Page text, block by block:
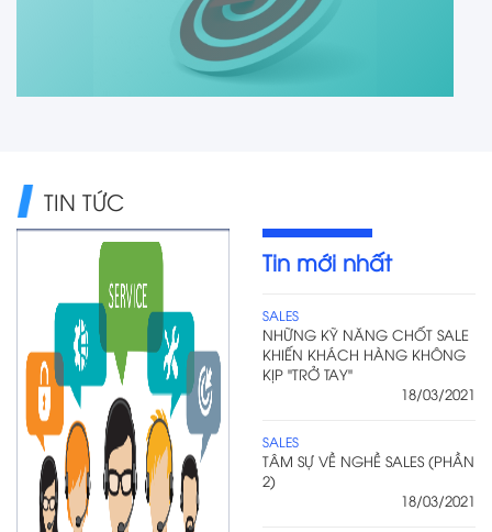
TIN TỨC
Tin mới nhất
SALES
NHỮNG KỸ NĂNG CHỐT SALE
KHIẾN KHÁCH HÀNG KHÔNG
KỊP "TRỞ TAY"
18/03/2021
SALES
TÂM SỰ VỀ NGHỀ SALES (PHẦN
2)
18/03/2021